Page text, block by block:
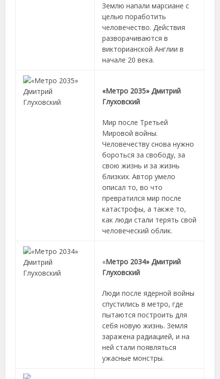
Землю напали марсиане с
целью поработить
человечество. Действия
разворачиваются в
викторианской Англии в
начале 20 века.
«Метро 2035» Дмитрий
Глуховский
Мир после Третьей
Мировой войны.
Человечеству снова нужно
бороться за свободу, за
свою жизнь и за жизнь
близких. Автор умело
описал то, во что
превратился мир после
катастрофы, а также то,
как люди стали терять свой
человеческий облик.
«Метро 2034» Дмитрий
Глуховский
Люди после ядерной войны
спустились в метро, где
пытаются построить для
себя новую жизнь. Земля
заражена радиацией, и на
ней стали появляться
ужасные монстры.